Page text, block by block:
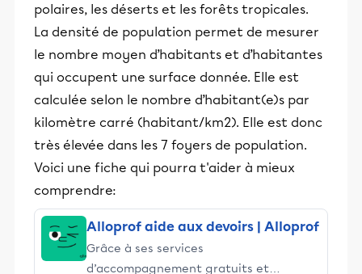
polaires, les déserts et les forêts tropicales.
La densité de population permet de mesurer
le nombre moyen d’habitants et d’habitantes
qui occupent une surface donnée. Elle est
calculée selon le nombre d’habitant(e)s par
kilomètre carré (habitant/km2). Elle est donc
très élevée dans les 7 foyers de population.
Voici une fiche qui pourra t'aider à mieux
comprendre:
Alloprof aide aux devoirs | Alloprof
Grâce à ses services
d’accompagnement gratuits et